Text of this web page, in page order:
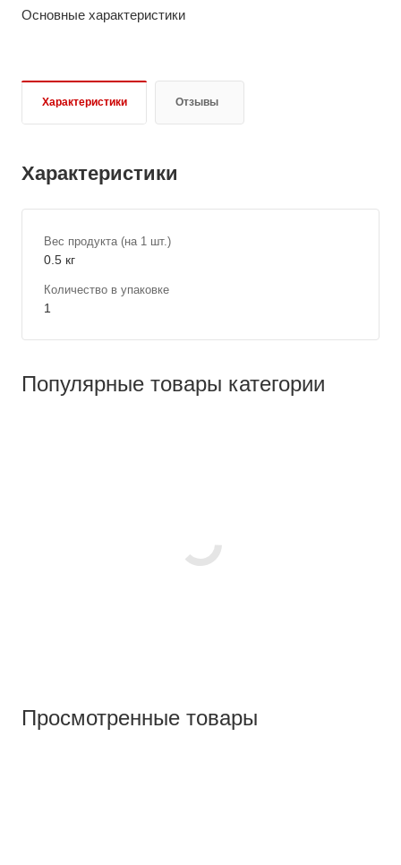
Основные характеристики
Характеристики Отзывы
Характеристики
Вес продукта (на 1 шт.)
0.5 кг
Количество в упаковке
1
Популярные товары категории
Просмотренные товары